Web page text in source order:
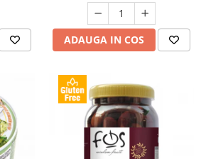
ADAUGA IN COS